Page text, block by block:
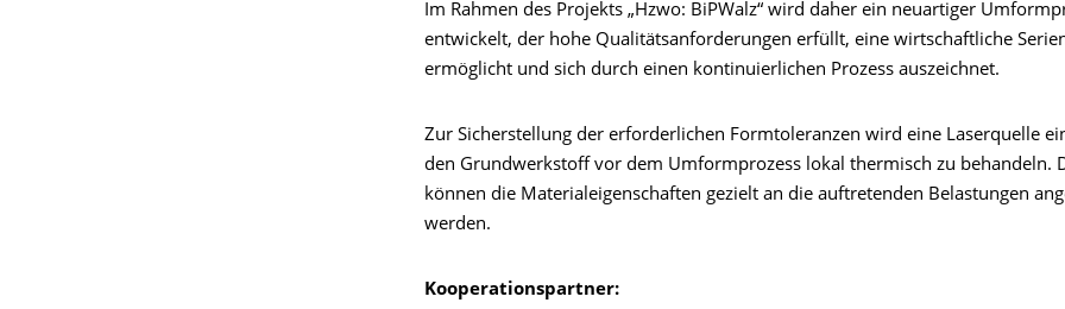
Im Rahmen des Projekts „Hzwo: BiPWalz“ wird daher ein neuartiger
entwickelt, der hohe Qualitätsanforderungen erfüllt, eine wirtschaftliche
ermöglicht und sich durch einen kontinuierlichen Prozess auszeichnet.
Zur Sicherstellung der erforderlichen Formtoleranzen wird eine Laserquelle
den Grundwerkstoff vor dem Umformprozess lokal thermisch zu behandeln.
können die Materialeigenschaften gezielt an die auftretenden Belastungen
werden.
Kooperationspartner: